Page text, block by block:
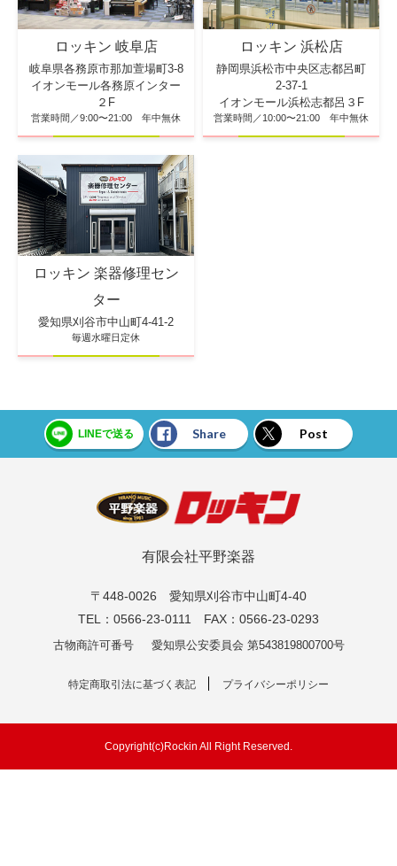
ロッキン 岐阜店
岐阜県各務原市那加萱場町3-8
イオンモール各務原インター
２F
営業時間／9:00〜21:00 年中無休
ロッキン 浜松店
静岡県浜松市中央区志都呂町
2-37-1
イオンモール浜松志都呂３F
営業時間／10:00〜21:00 年中無休
ロッキン 楽器修理セン
ター
愛知県刈谷市中山町4-41-2
毎週水曜日定休
LINEで送る Share Post
有限会社平野楽器
〒448-0026 愛知県刈谷市中山町4-40
TEL：0566-23-0111 FAX：0566-23-0293
古物商許可番号 愛知県公安委員会 第543819800700号
特定商取引法に基づく表記 プライバシーポリシー
Copyright(c)Rockin All Right Reserved.